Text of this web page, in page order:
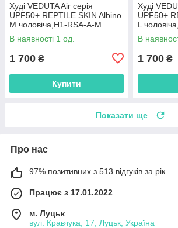
Худі VEDUTA Air серія
UPF50+ REPTILE SKIN Albino
M чоловіча,H1-RSA-A-M
В наявності 1 од.
1 700 ₴
Купити
Худі
UPF50+
L
В
1 700 ₴
Показати ще
Про нас
97% позитивних з 513 відгуків за рік
Працює з 17.01.2022
м. Луцьк
вул. Кравчука, 17, Луцьк, Україна